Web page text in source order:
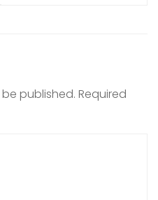
published. Required